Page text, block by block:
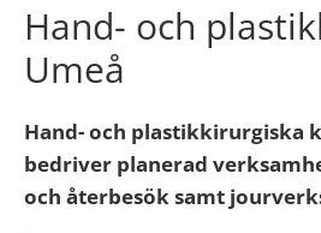
Hand- och
Umeå
Hand- och plastikkirurgiska
bedriver planerad
och återbesök samt